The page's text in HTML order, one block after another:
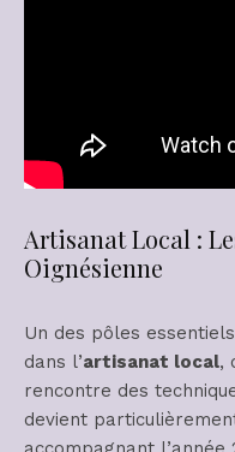
Artisanat Local :
Oignésienne
Un des pôles
dans l’artisanat local,
rencontre des
devient